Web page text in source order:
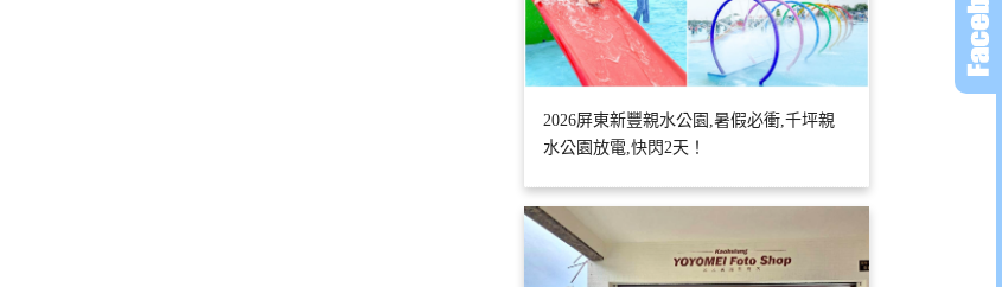
2026屏東新豐親水公園,暑假必衝,千坪親
水公園放電,快閃2天！